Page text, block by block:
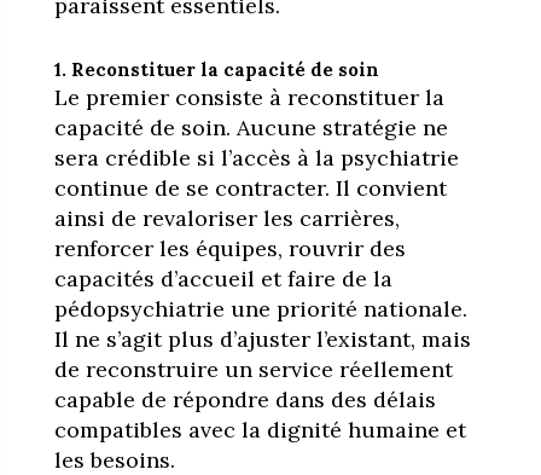
1. Reconstituer la capacité de soin
Le premier consiste à reconstituer la
capacité de soin. Aucune stratégie ne
sera crédible si l’accès à la psychiatrie
continue de se contracter. Il convient
ainsi de revaloriser les carrières,
renforcer les équipes, rouvrir des
capacités d’accueil et faire de la
pédopsychiatrie une priorité nationale.
Il ne s’agit plus d’ajuster l’existant, mais
de reconstruire un service réellement
capable de répondre dans des délais
compatibles avec la dignité humaine et
les besoins.